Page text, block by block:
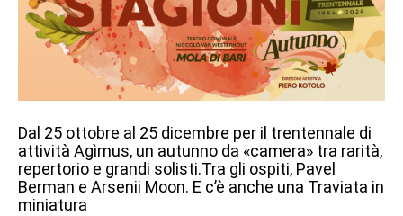
Dal 25 ottobre al 25 dicembre per il trentennale di
attività Agìmus, un autunno da «camera» tra rarità,
repertorio e grandi solisti.Tra gli ospiti, Pavel
Berman e Arsenii Moon. E c’è anche una Traviata in
miniatura